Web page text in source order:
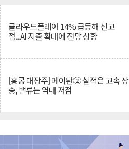
클라우드플레어 14% 급등해 신고
점...AI 지출 확대에 전망 상향
[홍콩 대장주] 메이퇀② 실적은 고속 상
승, 밸류는 역대 저점